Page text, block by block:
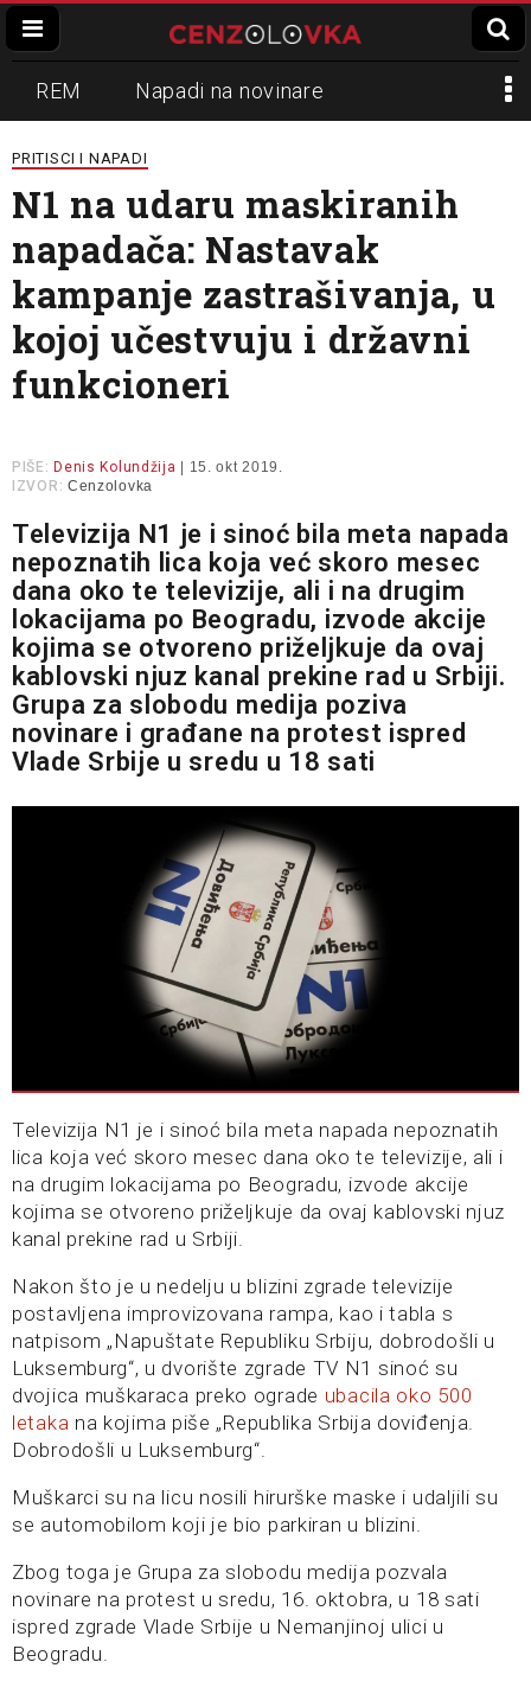
REM Napadi na novinare
Zvučni top
Propaganda Lokalni mediji
Informer Slavko Ćuruvija
PRITISCI I NAPADI
N1 na udaru maskiranih
napadača: Nastavak
kampanje zastrašivanja, u
kojoj učestvuju i državni
funkcioneri
PIŠE: Denis Kolundžija
| 15. okt 2019.
IZVOR: Cenzolovka
Televizija N1 je i sinoć bila meta napada
nepoznatih lica koja već skoro mesec
dana oko te televizije, ali i na drugim
lokacijama po Beogradu, izvode akcije
kojima se otvoreno priželjkuje da ovaj
kablovski njuz kanal prekine rad u Srbiji.
Grupa za slobodu medija poziva
novinare i građane na protest ispred
Vlade Srbije u sredu u 18 sati
Televizija N1 je i sinoć bila meta napada nepoznatih
lica koja već skoro mesec dana oko te televizije, ali i
na drugim lokacijama po Beogradu, izvode akcije
kojima se otvoreno priželjkuje da ovaj kablovski njuz
kanal prekine rad u Srbiji.
Nakon što je u nedelju u blizini zgrade televizije
postavljena improvizovana rampa, kao i tabla s
natpisom „Napuštate Republiku Srbiju, dobrodošli u
Luksemburg“, u dvorište zgrade TV N1 sinoć su
dvojica muškaraca preko ograde ubacila oko 500
letaka na kojima piše „Republika Srbija doviđenja.
Dobrodošli u Luksemburg“.
Muškarci su na licu nosili hirurške maske i udaljili su
se automobilom koji je bio parkiran u blizini.
Zbog toga je Grupa za slobodu medija pozvala
novinare na protest u sredu, 16. oktobra, u 18 sati
ispred zgrade Vlade Srbije u Nemanjinoj ulici u
Beogradu.